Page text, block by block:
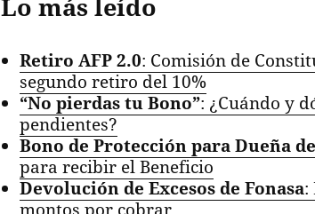
Lo más leído
Retiro AFP 2.0: Comisión de
segundo retiro del 10%
“No pierdas tu Bono”: ¿Cuándo y
pendientes?
Bono de Protección para Dueña
para recibir el Beneficio
Devolución de Excesos de Fonasa: